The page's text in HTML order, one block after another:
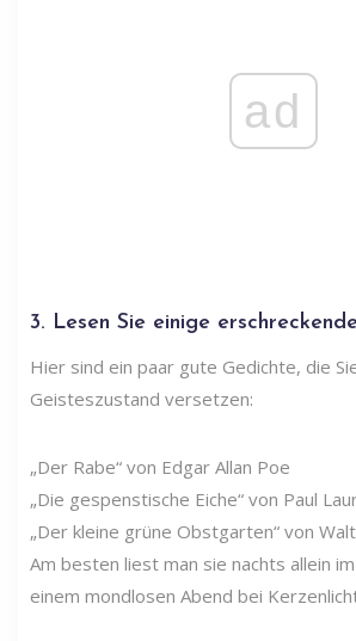
ad
3. Lesen Sie einige
Hier sind ein paar gute Gedichte, die
Geisteszustand versetzen:
„Der Rabe“ von Edgar Allan Poe
„Die gespenstische Eiche“ von Paul
„Der kleine grüne Obstgarten“ von
Am besten liest man sie nachts allein
einem mondlosen Abend bei